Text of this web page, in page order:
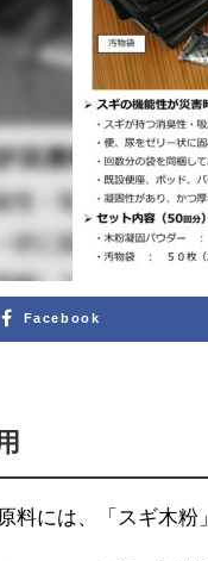
Facebook
料には、「スギ木粉